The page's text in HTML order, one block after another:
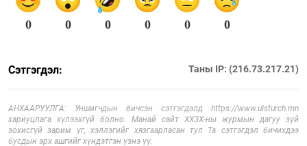
0 0 0 0 0 0
Сэтгэгдэл: Таны IP: (216.73.217.21)
АНХААРУУЛГА: Уншигчдын бичсэн сэтгэгдэлд https://www.ulsturch.mn
хариуцлага хүлээхгүй болно. Манай сайт ХХЗХ-ны журмын дагуу зүй
зохисгүй зарим үг, хэллэгийг хязгаарласан тул Та сэтгэгдэл бичихдээ
бусдын эрх ашгийг хүндэтгэн үзнэ үү.